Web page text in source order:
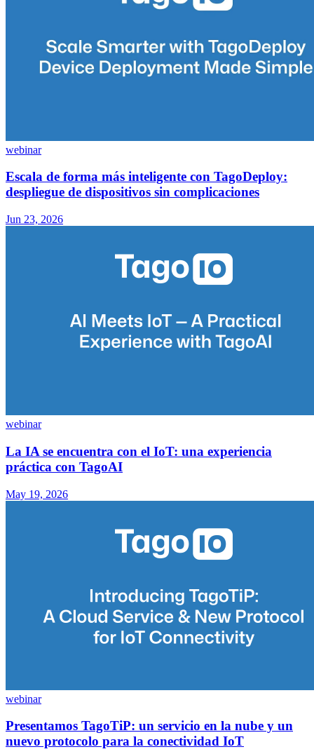
webinar
Escala de forma más inteligente con TagoDeploy:
despliegue de dispositivos sin complicaciones
Jun 23, 2026
webinar
La IA se encuentra con el IoT: una experiencia
práctica con TagoAI
May 19, 2026
webinar
Presentamos TagoTiP: un servicio en la nube y un
nuevo protocolo para la conectividad IoT